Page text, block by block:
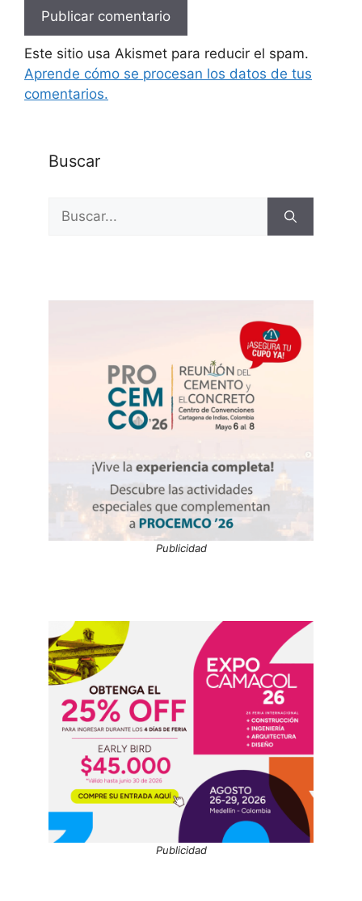
Este sitio usa Akismet para reducir el spam.
Aprende cómo se procesan los datos de tus
comentarios.
Buscar
Buscar:
Publicidad
Publicidad